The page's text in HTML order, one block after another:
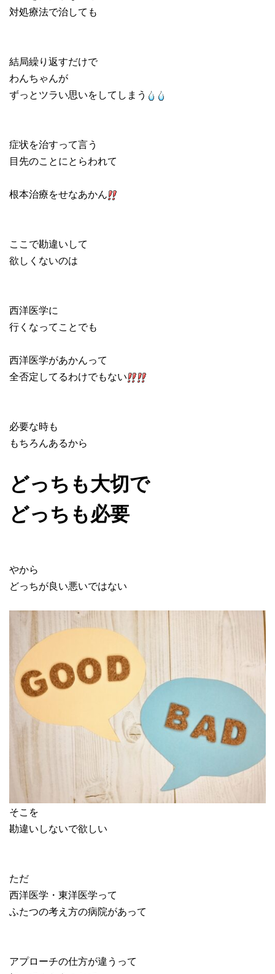
対処療法で治しても
結局繰り返すだけで
わんちゃんが
ずっとツラい思いをしてしまう
症状を治すって言う
目先のことにとらわれて
根本治療をせなあかん
ここで勘違いして
欲しくないのは
西洋医学に
行くなってことでも
西洋医学があかんって
全否定してるわけでもない
必要な時も
もちろんあるから
どっちも大切で
どっちも必要
やから
どっちが良い悪いではない
そこを
勘違いしないで欲しい
ただ
西洋医学・東洋医学って
ふたつの考え方の病院があって
アプローチの仕方が違うって